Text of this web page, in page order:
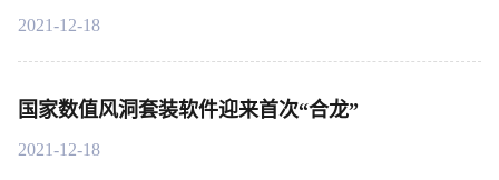
2021-12-18
国家数值风洞套装软件迎来首次“合龙”
2021-12-18